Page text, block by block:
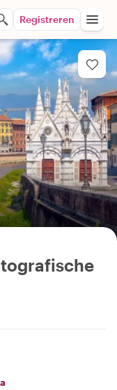
Registreren